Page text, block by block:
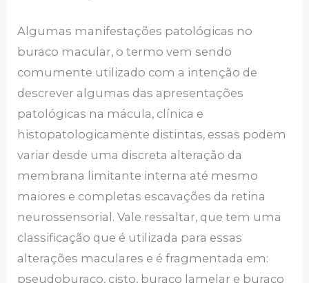
Algumas manifestações patológicas no
buraco macular, o termo vem sendo
comumente utilizado com a intenção de
descrever algumas das apresentações
patológicas na mácula, clínica e
histopatologicamente distintas, essas podem
variar desde uma discreta alteração da
membrana limitante interna até mesmo
maiores e completas escavações da retina
neurossensorial. Vale ressaltar, que tem uma
classificação que é utilizada para essas
alterações maculares e é fragmentada em:
pseudoburaco, cisto, buraco lamelar e buraco